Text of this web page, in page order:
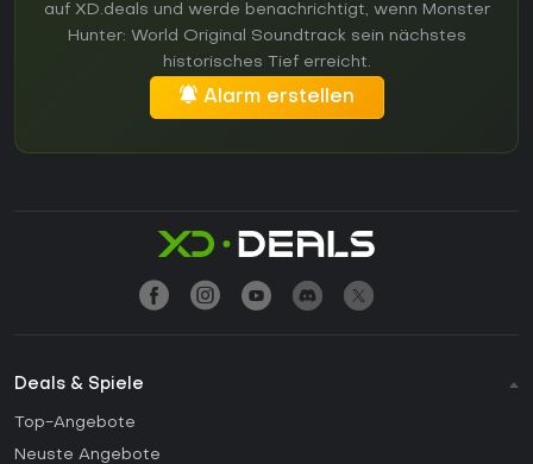
auf XD.deals und werde benachrichtigt, wenn Monster
Hunter: World Original Soundtrack sein nächstes
historisches Tief erreicht.
Alarm erstellen
Deals & Spiele
Top-Angebote
Neuste Angebote